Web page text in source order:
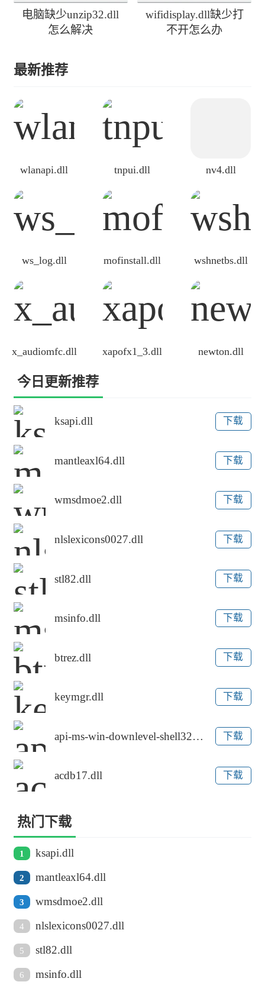
电脑缺少unzip32.dll
怎么解决
wifidisplay.dll缺少打
不开怎么办
最新推荐
wlanapi.dll tnpui.dll nv4.dll
ws_log.dll mofinstall.dll wshnetbs.dll
x_audiomfc.dll xapofx1_3.dll newton.dll
今日更新推荐
ksapi.dll 下载
mantleaxl64.dll 下载
wmsdmoe2.dll 下载
nlslexicons0027.dll 下载
stl82.dll 下载
msinfo.dll 下载
btrez.dll 下载
keymgr.dll 下载
api-ms-win-downlevel-shell32-l1-1-0.dll 下载
acdb17.dll 下载
热门下载
1 ksapi.dll
2 mantleaxl64.dll
3 wmsdmoe2.dll
4 nlslexicons0027.dll
5 stl82.dll
6 msinfo.dll